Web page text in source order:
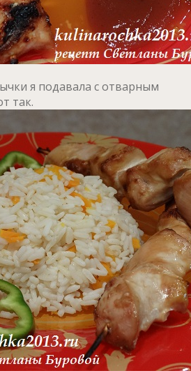
я подавала с отварным
так.